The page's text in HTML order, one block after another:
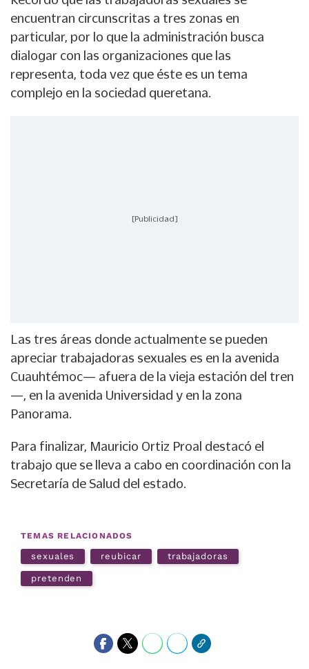
encuentran circunscritas a tres zonas en
particular, por lo que la administración busca
dialogar con las organizaciones que las
representa, toda vez que éste es un tema
complejo en la sociedad queretana.
[Publicidad]
Las tres áreas donde actualmente se pueden
apreciar trabajadoras sexuales es en la avenida
Cuauhtémoc— afuera de la vieja estación del tren
—, en la avenida Universidad y en la zona
Panorama.
Para finalizar, Mauricio Ortiz Proal destacó el
trabajo que se lleva a cabo en coordinación con la
Secretaría de Salud del estado.
TEMAS RELACIONADOS
sexuales reubicar trabajadoras
pretenden